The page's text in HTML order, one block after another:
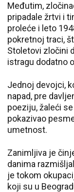
Međutim,
pripadale žrtvi i
proleće i leto
pokretnoj traci,
Stoletovi zločini
istragu dodatno
Jednoj devojci,
napad, pre
poeziju, žaleći
pokazivao
umetnost.
Zanimljiva je
danima
je tokom
koji su u